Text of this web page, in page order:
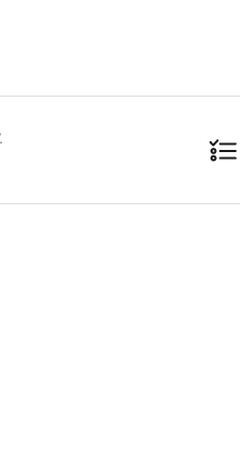
인해 1월에는 이용할 수 없습니다.
기 전에, 다음 바르셀로나 관광 안